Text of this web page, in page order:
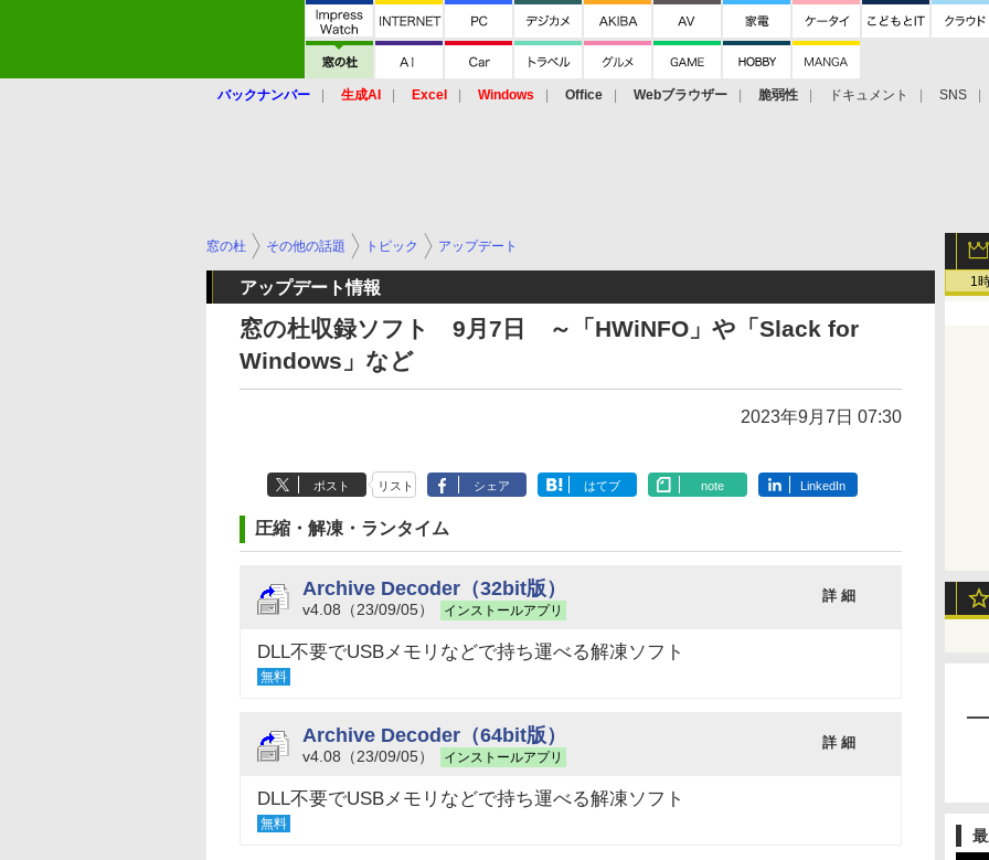
バックナンバー 生成AI Excel Windows Office Webブラウザー 脆弱性 ドキュメント SNS
1
窓の杜 その他の話題 トピック アップデート
アップデート情報
窓の杜収録ソフト 9月7日 ～「HWiNFO」や「Slack for
Windows」など
2023年9月7日 07:30
ポスト リスト シェア はてブ note LinkedIn
圧縮・解凍・ランタイム
Archive Decoder（32bit版）
v4.08（23/09/05） インストールアプリ
詳 細
DLL不要でUSBメモリなどで持ち運べる解凍ソフト
無料
Archive Decoder（64bit版）
v4.08（23/09/05） インストールアプリ
詳 細
DLL不要でUSBメモリなどで持ち運べる解凍ソフト
無料